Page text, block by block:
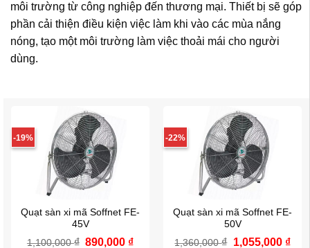
môi trường từ công nghiệp đến thương mại. Thiết bị sẽ góp
phần cải thiện điều kiện việc làm khi vào các mùa nắng
nóng, tạo một môi trường làm việc thoải mái cho người
dùng.
-19%
Quạt sàn xi mã Soffnet FE-
45V
1,100,000₫ Giá
890,000 ₫
-22%
Quạt sàn xi mã Soffnet FE-
50V
1,360,000₫ Giá
1,055,000 ₫Giá